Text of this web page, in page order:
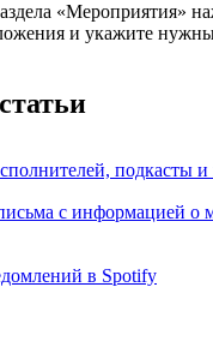
«Мероприятия»
и укажите
подкасты
с информацией о
в Spotify